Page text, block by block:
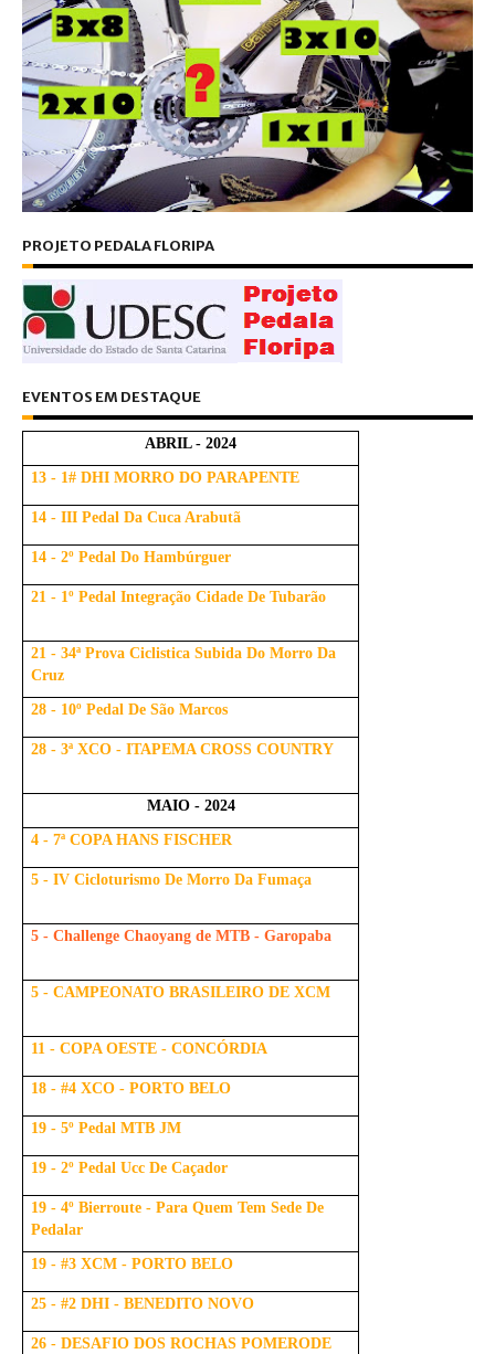
PROJETO PEDALA FLORIPA
EVENTOS EM DESTAQUE
ABRIL - 2024
13 - 1# DHI MORRO DO PARAPENTE
14 - III Pedal Da Cuca Arabutã
14 - 2º Pedal Do Hambúrguer
21 - 1º Pedal Integração Cidade De Tubarão
21 - 34ª Prova Ciclistica Subida Do Morro Da
Cruz
28 - 10º Pedal De São Marcos
28 - 3ª XCO - ITAPEMA CROSS COUNTRY
MAIO - 2024
4 - 7ª COPA HANS FISCHER
5 - IV Cicloturismo De Morro Da Fumaça
5 - Challenge Chaoyang de MTB - Garopaba
5 - CAMPEONATO BRASILEIRO DE XCM
11 - COPA OESTE - CONCÓRDIA
18 - #4 XCO - PORTO BELO
19 - 5º Pedal MTB JM
19 - 2º Pedal Ucc De Caçador
19 - 4º Bierroute - Para Quem Tem Sede De
Pedalar
19 - #3 XCM - PORTO BELO
25 - #2 DHI - BENEDITO NOVO
26 - DESAFIO DOS ROCHAS POMERODE